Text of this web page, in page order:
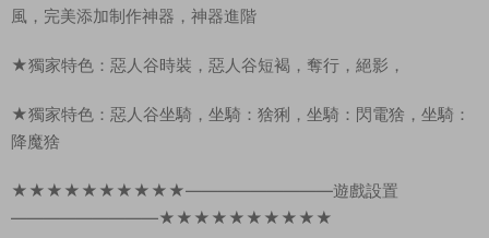
風，完美添加制作神器，神器進階
★獨家特色：惡人谷時裝，惡人谷短褐，奪行，絕影，
★獨家特色：惡人谷坐騎，坐騎：猞猁，坐騎：閃電猞，坐騎：
降魔猞
★★★★★★★★★★—————————遊戲設置
—————————★★★★★★★★★★